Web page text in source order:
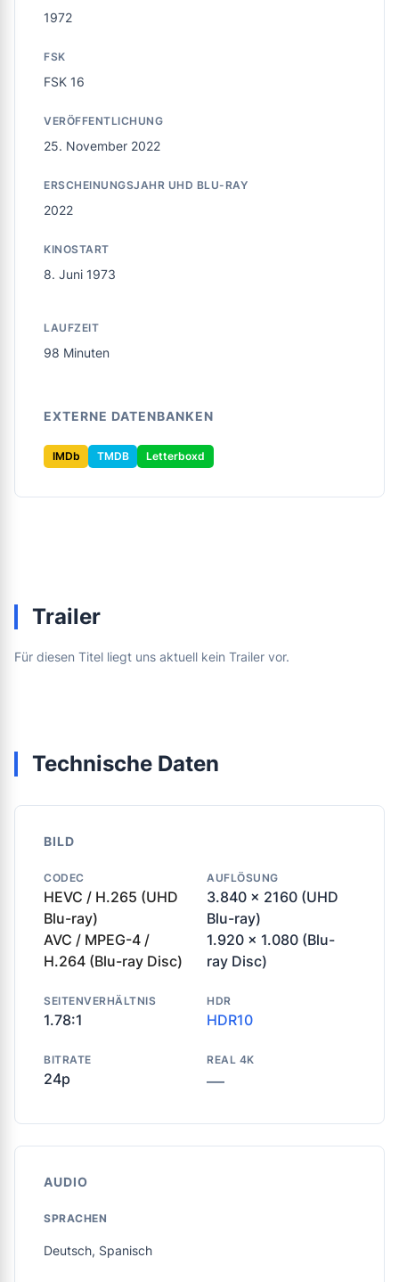
1972
FSK
FSK 16
VERÖFFENTLICHUNG
25. November 2022
ERSCHEINUNGSJAHR UHD BLU-RAY
2022
KINOSTART
8. Juni 1973
LAUFZEIT
98 Minuten
EXTERNE DATENBANKEN
IMDb TMDB Letterboxd
Trailer
Für diesen Titel liegt uns aktuell kein Trailer vor.
Technische Daten
BILD
CODEC
HEVC / H.265 (UHD
Blu-ray)
AVC / MPEG-4 /
H.264 (Blu-ray Disc)
AUFLÖSUNG
3.840 x 2160 (UHD
Blu-ray)
1.920 x 1.080 (Blu-
ray Disc)
SEITENVERHÄLTNIS
1.78:1
HDR
HDR10
BITRATE
24p
REAL 4K
—
AUDIO
SPRACHEN
Deutsch, Spanisch